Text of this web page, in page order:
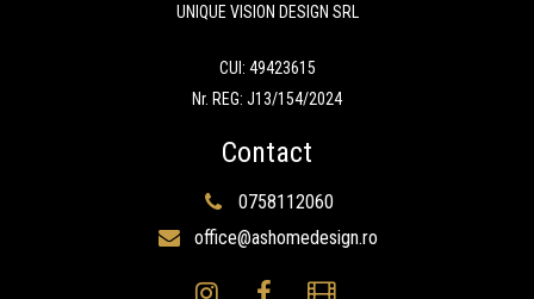
UNIQUE VISION DESIGN SRL
CUI: 49423615
Nr. REG: J13/154/2024
Contact
0758112060
office@ashomedesign.ro